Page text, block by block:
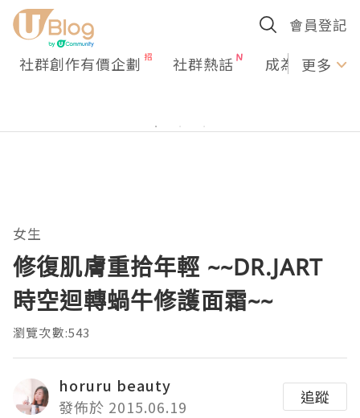
會員登記
社群創作有價企劃 社群熱話 成為U更多
女生
修復肌膚重拾年輕 ~~DR.JART
時空迴轉蝸牛修護面霜~~
瀏覽次數:543
horuru beauty
發佈於 2015.06.19
追蹤